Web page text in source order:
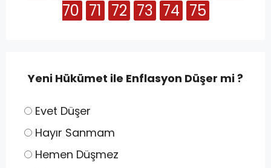
70 71 72 73 74 75
Yeni Hükümet ile Enflasyon Düşer mi ?
Evet Düşer
Hayır Sanmam
Hemen Düşmez